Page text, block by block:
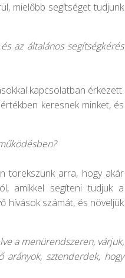
mielőbb segítséget tudjunk
az általános segítségkérés
kapcsolatban érkezett.
keresnek minket, és
törekszünk arra, hogy akár
amikkel segíteni tudjuk a
hívások számát, és növeljük
a menürendszeren, várjuk,
arányok, sztenderdek, hogy